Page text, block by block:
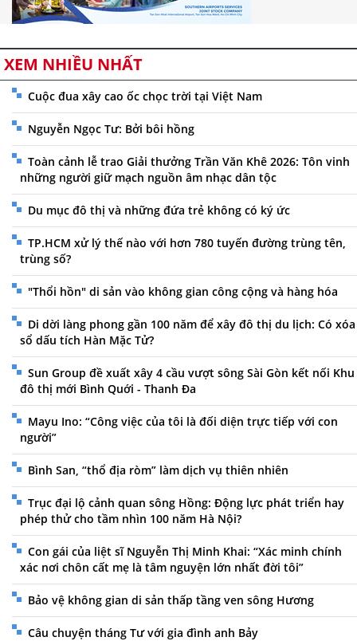
XEM NHIỀU NHẤT
Cuộc đua xây cao ốc chọc trời tại Việt Nam
Nguyễn Ngọc Tư: Bởi bôi hồng
Toàn cảnh lễ trao Giải thưởng Trần Văn Khê 2026: Tôn vinh
những người giữ mạch nguồn âm nhạc dân tộc
Du mục đô thị và những đứa trẻ không có ký ức
TP.HCM xử lý thế nào với hơn 780 tuyến đường trùng tên,
trùng số?
"Thổi hồn" di sản vào không gian công cộng và hàng hóa
Di dời làng phong gần 100 năm để xây đô thị du lịch: Có xóa
sổ dấu tích Hàn Mặc Tử?
Sun Group đề xuất xây 4 cầu vượt sông Sài Gòn kết nối Khu
đô thị mới Bình Quới - Thanh Đa
Mayu Ino: “Công việc của tôi là đối diện trực tiếp với con
người”
Bình San, “thổ địa ròm” làm dịch vụ thiên nhiên
Trục đại lộ cảnh quan sông Hồng: Động lực phát triển hay
phép thử cho tầm nhìn 100 năm Hà Nội?
Con gái của liệt sĩ Nguyễn Thị Minh Khai: “Xác minh chính
xác nơi chôn cất mẹ là tâm nguyện lớn nhất đời tôi”
Bảo vệ không gian di sản thấp tầng ven sông Hương
Câu chuyện tháng Tư với gia đình anh Bảy